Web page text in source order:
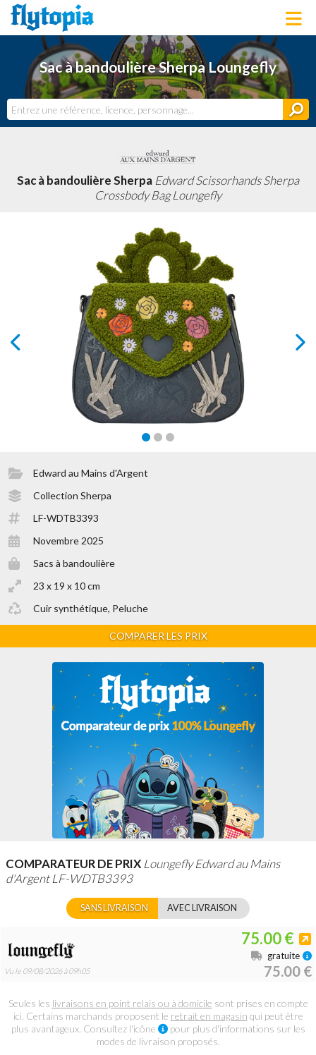
LOUNGEFLY
LICENCES
NOUVEAUTÉS
BONS PLANS
DERNIERS AJOUTS
Sac à bandoulière Sherpa Loungefly
Sac à bandoulière Sherpa Edward Scissorhands Sherpa
Crossbody Bag Loungefly
Edward au Mains d'Argent
Collection Sherpa
LF-WDTB3393
Novembre 2025
Sacs à bandoulière
23 x 19 x 10 cm
Cuir synthétique, Peluche
COMPARER LES PRIX
COMPARATEUR DE PRIX Loungefly Edward au Mains
d'Argent LF-WDTB3393
SANS LIVRAISON AVEC LIVRAISON
Vu le 09/08/2026 à 09h05
75.00 €
75.00 €
gratuite
Seules les livraisons en point relais ou à domicile sont prises en compte
ici. Certains marchands proposent le retrait en magasin qui peut être
plus avantageux. Consultez l'icône
pour plus d'informations sur les
modes de livraison proposés.